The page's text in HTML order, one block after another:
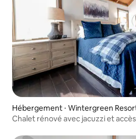
Hébergement ⋅ Wintergreen
Chalet rénové avec jacuzzi et